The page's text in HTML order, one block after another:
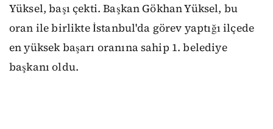
Yüksel, başı çekti. Başkan Gökhan Yüksel, bu
oran ile birlikte İstanbul'da görev yaptığı ilçede
en yüksek başarı oranına sahip 1. belediye
başkanı oldu.